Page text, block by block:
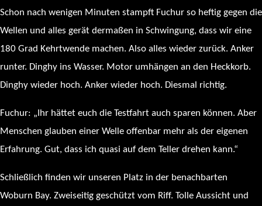
Schon nach wenigen Minuten stampft Fuchur so heftig gegen die
Wellen und alles gerät dermaßen in Schwingung, dass wir eine
180 Grad Kehrtwende machen. Also alles wieder zurück. Anker
runter. Dinghy ins Wasser. Motor umhängen an den Heckkorb.
Dinghy wieder hoch. Anker wieder hoch. Diesmal richtig.
Fuchur: „Ihr hättet euch die Testfahrt auch sparen können. Aber
Menschen glauben einer Welle offenbar mehr als der eigenen
Erfahrung. Gut, dass ich quasi auf dem Teller drehen kann.“
Schließlich finden wir unseren Platz in der benachbarten
Woburn Bay. Zweiseitig geschützt vom Riff. Tolle Aussicht und